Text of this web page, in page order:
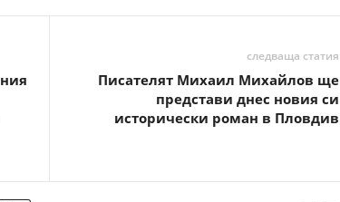
следваща статия
Писателят Михаил Михайлов ще
представи днес новия си
исторически роман в Пловдив